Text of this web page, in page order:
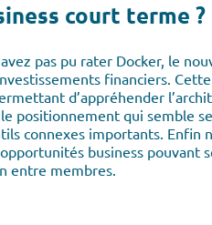
court terme ?
pas pu rater Docker, le
financiers.
d’appréhender
positionnement qui semble
connexes importants. Enfin
business pouvant
entre membres.